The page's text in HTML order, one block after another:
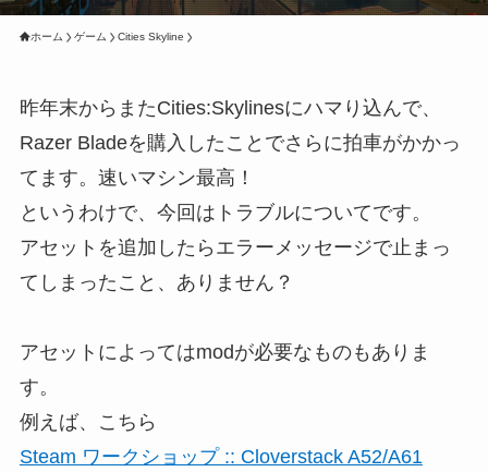
ホーム ゲーム Cities Skyline
昨年末からまたCities:Skylinesにハマり込んで、
Razer Bladeを購入したことでさらに拍車がかかっ
てます。速いマシン最高！
というわけで、今回はトラブルについてです。
アセットを追加したらエラーメッセージで止まっ
てしまったこと、ありません？
アセットによってはmodが必要なものもありま
す。
例えば、こちら
Steam ワークショップ :: Cloverstack A52/A61